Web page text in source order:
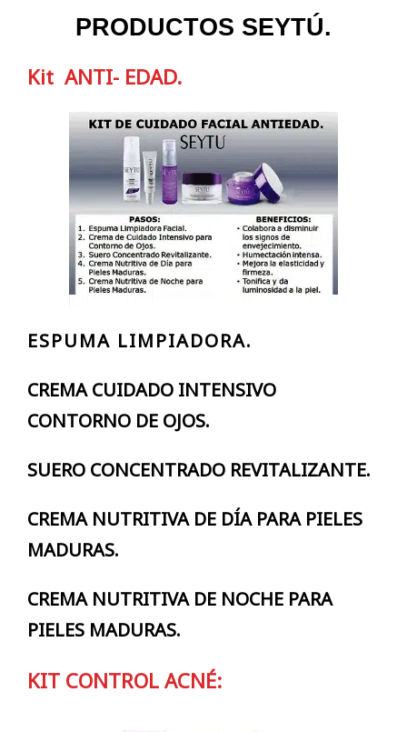
PRODUCTOS SEYTÚ.
Kit ANTI- EDAD.
ESPUMA LIMPIADORA.
CREMA CUIDADO INTENSIVO
CONTORNO DE OJOS.
SUERO CONCENTRADO REVITALIZANTE.
CREMA NUTRITIVA DE DÍA PARA PIELES
MADURAS.
CREMA NUTRITIVA DE NOCHE PARA
PIELES MADURAS.
KIT CONTROL ACNÉ: